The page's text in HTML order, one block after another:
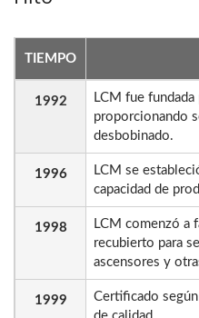
TIEMPO
1992
LCM fue
proporcionando
desbobinado.
1996
LCM se
capacidad de
1998
LCM comenzó a
recubierto para
ascensores y
1999
Certificado